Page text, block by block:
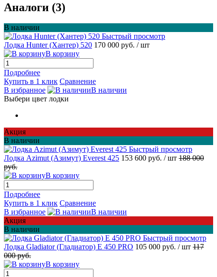
Аналоги (3)
В наличии
Быстрый просмотр
Лодка Hunter (Хантер) 520 170 000 руб. / шт
В корзину
Подробнее
Купить в 1 клик Сравнение
В избранное
В наличии
Выбери цвет лодки
Акция
В наличии
Быстрый просмотр
Лодка Azimut (Азимут) Everest 425 153 600 руб. / шт 188 000
руб.
В корзину
Подробнее
Купить в 1 клик Сравнение
В избранное
В наличии
Акция
В наличии
Быстрый просмотр
Лодка Gladiator (Гладиатор) E 450 PRO 105 000 руб. / шт 117
000 руб.
В корзину